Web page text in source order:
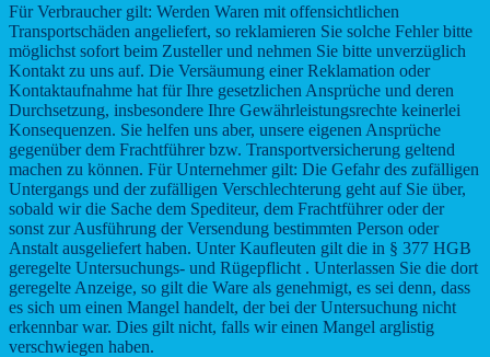
Für Verbraucher gilt: Werden Waren mit offensichtlichen
Transportschäden angeliefert, so reklamieren Sie solche Fehler bitte
möglichst sofort beim Zusteller und nehmen Sie bitte unverzüglich
Kontakt zu uns auf. Die Versäumung einer Reklamation oder
Kontaktaufnahme hat für Ihre gesetzlichen Ansprüche und deren
Durchsetzung, insbesondere Ihre Gewährleistungsrechte keinerlei
Konsequenzen. Sie helfen uns aber, unsere eigenen Ansprüche
gegenüber dem Frachtführer bzw. Transportversicherung geltend
machen zu können. Für Unternehmer gilt: Die Gefahr des zufälligen
Untergangs und der zufälligen Verschlechterung geht auf Sie über,
sobald wir die Sache dem Spediteur, dem Frachtführer oder der
sonst zur Ausführung der Versendung bestimmten Person oder
Anstalt ausgeliefert haben. Unter Kaufleuten gilt die in § 377 HGB
geregelte Untersuchungs- und Rügepflicht . Unterlassen Sie die dort
geregelte Anzeige, so gilt die Ware als genehmigt, es sei denn, dass
es sich um einen Mangel handelt, der bei der Untersuchung nicht
erkennbar war. Dies gilt nicht, falls wir einen Mangel arglistig
verschwiegen haben.